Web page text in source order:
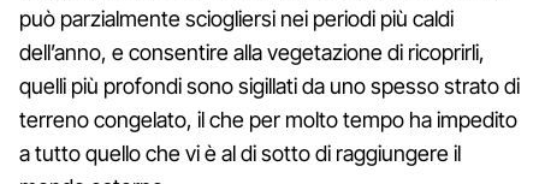
può parzialmente sciogliersi nei periodi più caldi
dell’anno, e consentire alla vegetazione di ricoprirli,
quelli più profondi sono sigillati da uno spesso strato di
terreno congelato, il che per molto tempo ha impedito
a tutto quello che vi è al di sotto di raggiungere il